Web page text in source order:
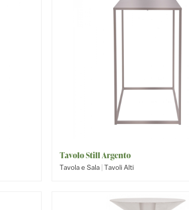
Tavolo Still Argento
Tavola e Sala | Tavoli Alti